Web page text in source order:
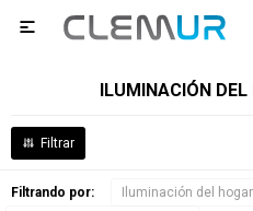

ILUMINACIÓN
Filtrando por:
Iluminación del hogar